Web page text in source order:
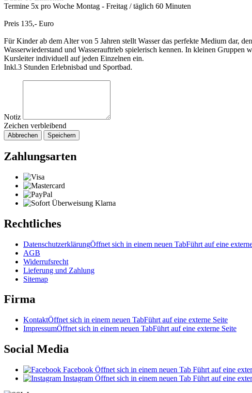
Termine 5x pro Woche Montag - Freitag / täglich 60 Minuten
Preis 135,- Euro
Für Kinder ab dem Alter von 5 Jahren stellt Wasser das perfekte Medium dar,
Wasserwiederstand und Wasserauftrieb spielerisch kennen. In kleinen
Kursleiter individuell auf jeden Einzelnen ein.
Inkl.3 Stunden Erlebnisbad und Sportbad.
Notiz
Zeichen verbleibend
Abbrechen Speichern
Zahlungsarten
Rechtliches
DatenschutzerklärungÖffnet sich in einem neuen TabFührt auf eine
AGB
Widerrufsrecht
Lieferung und Zahlung
Sitemap
Firma
KontaktÖffnet sich in einem neuen TabFührt auf eine externe Seite
ImpressumÖffnet sich in einem neuen TabFührt auf eine externe Seite
Social Media
Facebook Öffnet sich in einem neuen Tab Führt auf eine
Instagram Öffnet sich in einem neuen Tab Führt auf eine